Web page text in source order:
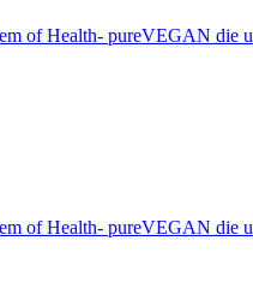
of Health- pureVEGAN die
of Health- pureVEGAN die